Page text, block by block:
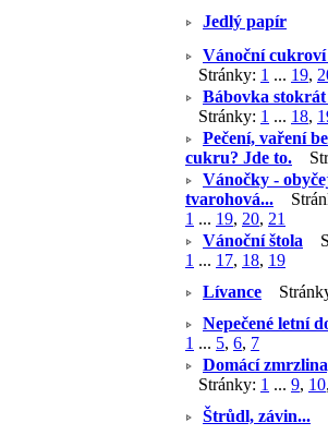
Jedlý papír
Vánoční cukroví
Stránky: 1 ... 19,
Bábovka
Stránky: 1 ... 18,
Pečení, vaření
cukru? Jde to.
Vánočky -
tvarohová...
1 ... 19, 20, 21
Vánoční štola
1 ... 17, 18, 19
Lívance
Nepečené letní
1 ... 5, 6, 7
Domácí
Stránky: 1 ... 9, 10,
Štrůdl, závin...